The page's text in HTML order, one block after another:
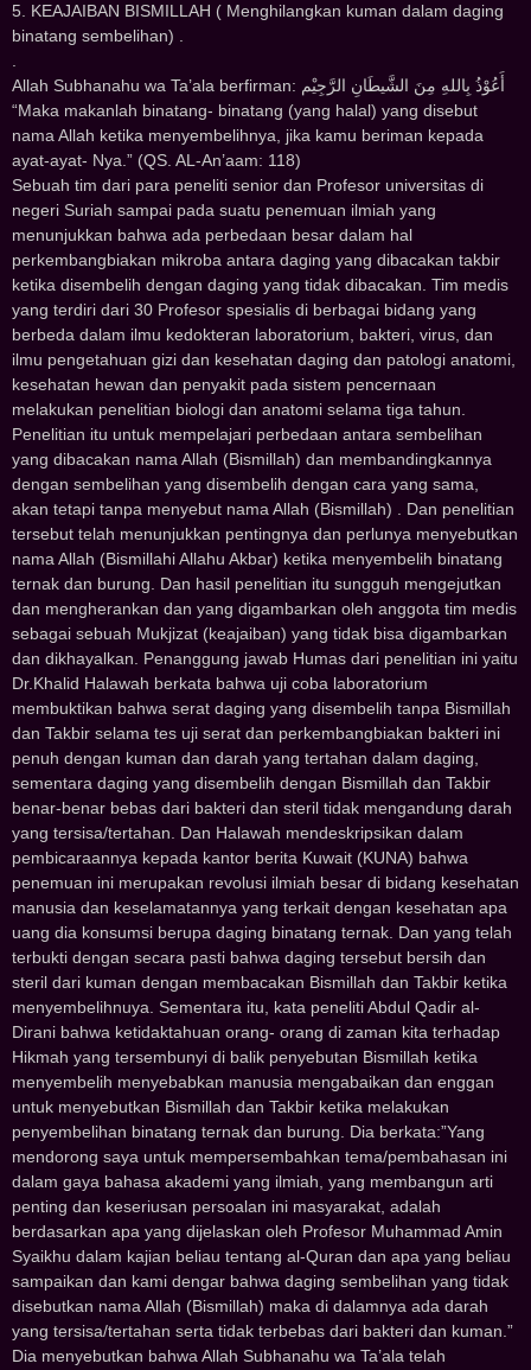
5. KEAJAIBAN BISMILLAH ( Menghilangkan kuman dalam daging
binatang sembelihan) .
.
Allah Subhanahu wa Ta’ala berfirman: ﺃَﻋُﻮْﺫُ ﺑِﺎﻟﻠﻪِ ﻣِﻦَ ﺍﻟﺸَّﻴﻄَﺎﻥِ ﺍﻟﺮَّﺟِﻴْﻢ
“Maka makanlah binatang- binatang (yang halal) yang disebut
nama Allah ketika menyembelihnya, jika kamu beriman kepada
ayat-ayat- Nya.” (QS. AL-An’aam: 118)
Sebuah tim dari para peneliti senior dan Profesor universitas di
negeri Suriah sampai pada suatu penemuan ilmiah yang
menunjukkan bahwa ada perbedaan besar dalam hal
perkembangbiakan mikroba antara daging yang dibacakan takbir
ketika disembelih dengan daging yang tidak dibacakan. Tim medis
yang terdiri dari 30 Profesor spesialis di berbagai bidang yang
berbeda dalam ilmu kedokteran laboratorium, bakteri, virus, dan
ilmu pengetahuan gizi dan kesehatan daging dan patologi anatomi,
kesehatan hewan dan penyakit pada sistem pencernaan
melakukan penelitian biologi dan anatomi selama tiga tahun.
Penelitian itu untuk mempelajari perbedaan antara sembelihan
yang dibacakan nama Allah (Bismillah) dan membandingkannya
dengan sembelihan yang disembelih dengan cara yang sama,
akan tetapi tanpa menyebut nama Allah (Bismillah) . Dan penelitian
tersebut telah menunjukkan pentingnya dan perlunya menyebutkan
nama Allah (Bismillahi Allahu Akbar) ketika menyembelih binatang
ternak dan burung. Dan hasil penelitian itu sungguh mengejutkan
dan mengherankan dan yang digambarkan oleh anggota tim medis
sebagai sebuah Mukjizat (keajaiban) yang tidak bisa digambarkan
dan dikhayalkan. Penanggung jawab Humas dari penelitian ini yaitu
Dr.Khalid Halawah berkata bahwa uji coba laboratorium
membuktikan bahwa serat daging yang disembelih tanpa Bismillah
dan Takbir selama tes uji serat dan perkembangbiakan bakteri ini
penuh dengan kuman dan darah yang tertahan dalam daging,
sementara daging yang disembelih dengan Bismillah dan Takbir
benar-benar bebas dari bakteri dan steril tidak mengandung darah
yang tersisa/tertahan. Dan Halawah mendeskripsikan dalam
pembicaraannya kepada kantor berita Kuwait (KUNA) bahwa
penemuan ini merupakan revolusi ilmiah besar di bidang kesehatan
manusia dan keselamatannya yang terkait dengan kesehatan apa
uang dia konsumsi berupa daging binatang ternak. Dan yang telah
terbukti dengan secara pasti bahwa daging tersebut bersih dan
steril dari kuman dengan membacakan Bismillah dan Takbir ketika
menyembelihnuya. Sementara itu, kata peneliti Abdul Qadir al-
Dirani bahwa ketidaktahuan orang- orang di zaman kita terhadap
Hikmah yang tersembunyi di balik penyebutan Bismillah ketika
menyembelih menyebabkan manusia mengabaikan dan enggan
untuk menyebutkan Bismillah dan Takbir ketika melakukan
penyembelihan binatang ternak dan burung. Dia berkata:”Yang
mendorong saya untuk mempersembahkan tema/pembahasan ini
dalam gaya bahasa akademi yang ilmiah, yang membangun arti
penting dan keseriusan persoalan ini masyarakat, adalah
berdasarkan apa yang dijelaskan oleh Profesor Muhammad Amin
Syaikhu dalam kajian beliau tentang al-Quran dan apa yang beliau
sampaikan dan kami dengar bahwa daging sembelihan yang tidak
disebutkan nama Allah (Bismillah) maka di dalamnya ada darah
yang tersisa/tertahan serta tidak terbebas dari bakteri dan kuman.”
Dia menyebutkan bahwa Allah Subhanahu wa Ta’ala telah